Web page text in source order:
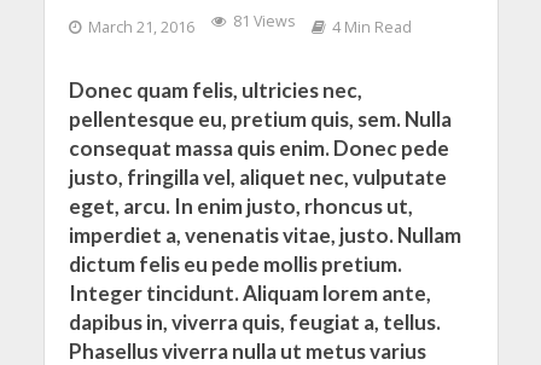
March 21, 2016 81 Views 4 Min Read
Donec quam felis, ultricies nec,
pellentesque eu, pretium quis, sem. Nulla
consequat massa quis enim. Donec pede
justo, fringilla vel, aliquet nec, vulputate
eget, arcu. In enim justo, rhoncus ut,
imperdiet a, venenatis vitae, justo. Nullam
dictum felis eu pede mollis pretium.
Integer tincidunt. Aliquam lorem ante,
dapibus in, viverra quis, feugiat a, tellus.
Phasellus viverra nulla ut metus varius